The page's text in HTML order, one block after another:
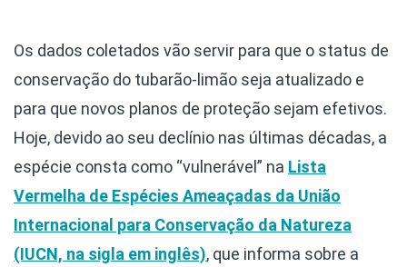
Os dados coletados vão servir para que o status de
conservação do tubarão-limão seja atualizado e
para que novos planos de proteção sejam efetivos.
Hoje, devido ao seu declínio nas últimas décadas, a
espécie consta como “vulnerável” na Lista
Vermelha de Espécies Ameaçadas da União
Internacional para Conservação da Natureza
(IUCN, na sigla em inglês), que informa sobre a